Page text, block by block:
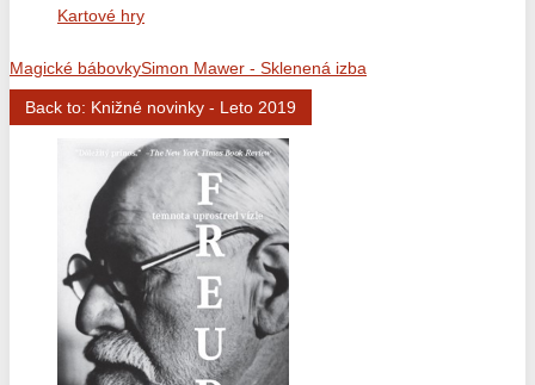
Kartové hry
Magické bábovkySimon Mawer - Sklenená izba
Back to: Knižné novinky - Leto 2019